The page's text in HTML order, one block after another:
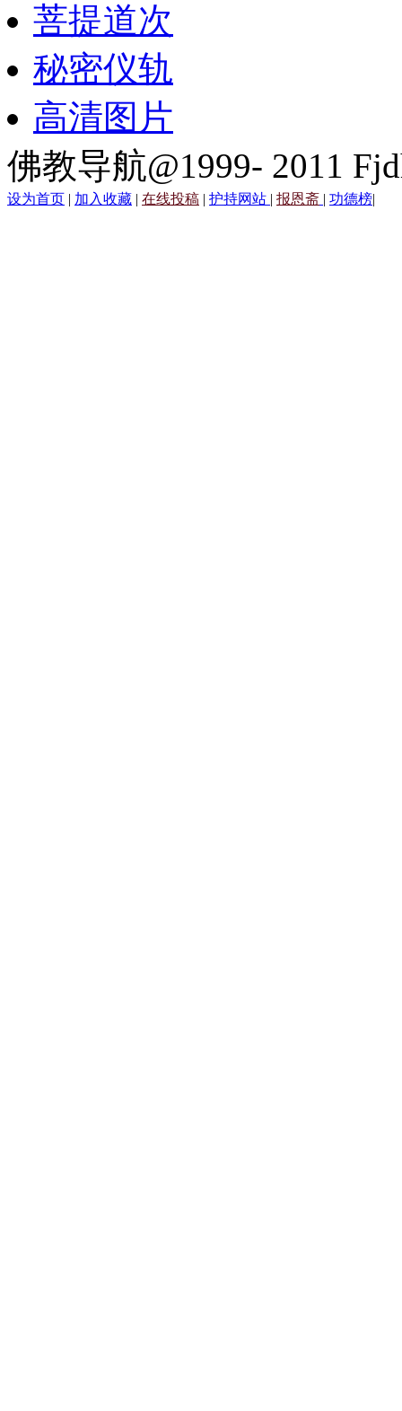
菩提道次
秘密仪轨
高清图片
佛教导航@1999- 2011
设为首页 | 加入收藏 | 在线投稿 | 护持网站 | 报恩斋 | 功德榜|